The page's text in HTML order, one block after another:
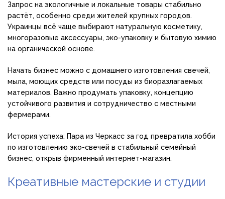
Запрос на экологичные и локальные товары стабильно
растёт, особенно среди жителей крупных городов.
Украинцы всё чаще выбирают натуральную косметику,
многоразовые аксессуары, эко-упаковку и бытовую химию
на органической основе.
Начать бизнес можно с домашнего изготовления свечей,
мыла, моющих средств или посуды из биоразлагаемых
материалов. Важно продумать упаковку, концепцию
устойчивого развития и сотрудничество с местными
фермерами.
История успеха: Пара из Черкасс за год превратила хобби
по изготовлению эко-свечей в стабильный семейный
бизнес, открыв фирменный интернет-магазин.
Креативные мастерские и студии